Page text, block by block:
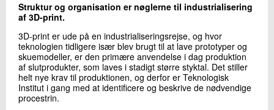
LinkedIn
Skriv til mig
Struktur og organisation er nøglerne til industrialisering
af 3D-print.
3D-print er ude på en industrialiseringsrejse, og hvor
teknologien tidligere især blev brugt til at lave prototyper og
skuemodeller, er den primære anvendelse i dag produktion
af slutprodukter, som laves i stadigt større styktal. Det stiller
helt nye krav til produktionen, og derfor er Teknologisk
Institut i gang med at identificere og beskrive de nødvendige
procestrin.